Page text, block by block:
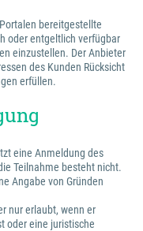
bereitgestellte
oder entgeltlich verfügbar
einzustellen. Der Anbieter
des Kunden Rücksicht
erfüllen.
eine Anmeldung des
Teilnahme besteht nicht.
Angabe von Gründen
nur erlaubt, wenn er
oder eine juristische